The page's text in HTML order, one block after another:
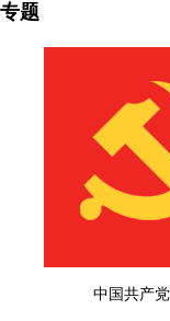
专题
中国共产